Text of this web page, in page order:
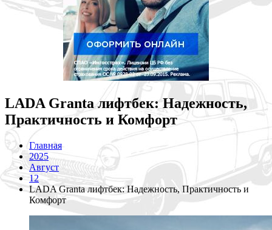
LADA Granta лифтбек: Надежность,
Практичность и Комфорт
Главная
2025
Август
12
LADA Granta лифтбек: Надежность, Практичность и
Комфорт